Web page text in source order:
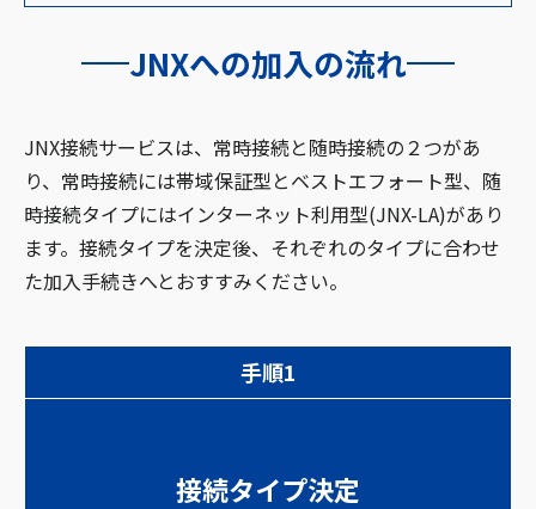
JNXへの加入の流れ
JNX接続サービスは、常時接続と随時接続の２つがあ
り、常時接続には帯域保証型とベストエフォート型、随
時接続タイプにはインターネット利用型(JNX-LA)があり
ます。接続タイプを決定後、それぞれのタイプに合わせ
た加入手続きへとおすすみください。
手順1
接続タイプ決定